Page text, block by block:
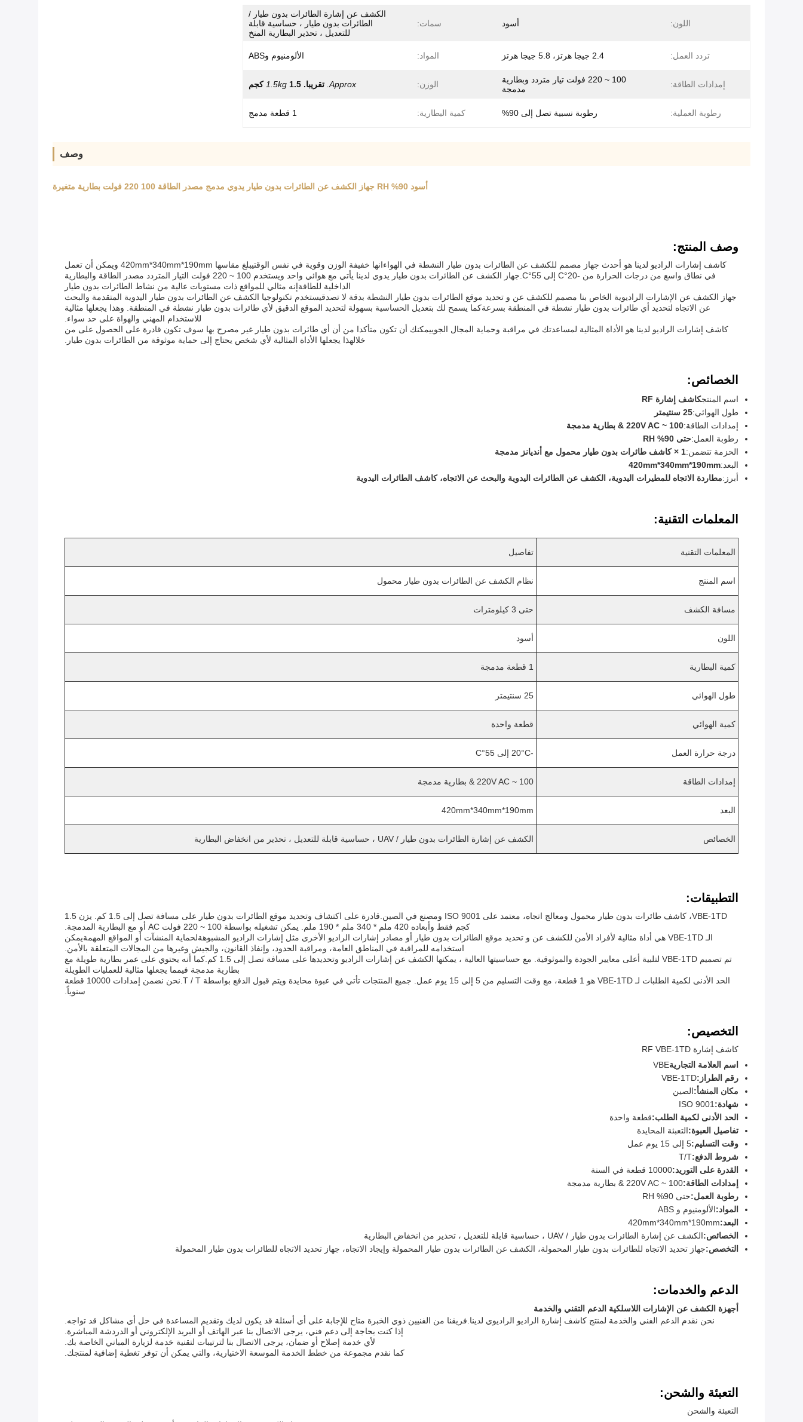
اللون: أسود سمات:
الكشف عن إشارة الطائرات بدون طيار /
الطائرات بدون طيار ، حساسية قابلة
للتعديل ، تحذير البطارية المنخ
تردد العمل: 2.4 جيجا هرتز، 5.8 جيجا هرتز المواد: الألومنيوم وABS
إمدادات الطاقة:
100 ~ 220 فولت تيار متردد وبطارية
مدمجة
الوزن: Approx. تقريبا. 1.5kg 1.5 كجم
رطوبة العملية: رطوبة نسبية تصل إلى 90% كمية البطارية: 1 قطعة مدمج
وصف
أسود 90% RH جهاز الكشف عن الطائرات بدون طيار يدوي مدمج مصدر الطاقة 100 220 فولت بطارية متغيرة
وصف المنتج:
كاشف إشارات الراديو لدينا هو أحدث جهاز مصمم للكشف عن الطائرات بدون طيار النشطة في الهواءانها خفيفة الوزن وقوية في نفس الوقتيبلغ مقاسها 420mm*340mm*190mm ويمكن أن تعمل
في نطاق واسع من درجات الحرارة من -20°C إلى 55°C.جهاز الكشف عن الطائرات بدون طيار يدوي لدينا يأتي مع هوائي واحد ويستخدم 100 ~ 220 فولت التيار المتردد مصدر الطاقة والبطارية
الداخلية للطاقةإنه مثالي للمواقع ذات مستويات عالية من نشاط الطائرات بدون طيار
جهاز الكشف عن الإشارات الراديوية الخاص بنا مصمم للكشف عن و تحديد موقع الطائرات بدون طيار النشطة بدقة لا تصدقيستخدم تكنولوجيا الكشف عن الطائرات بدون طيار اليدوية المتقدمة والبحث
عن الاتجاه لتحديد أي طائرات بدون طيار نشطة في المنطقة بسرعةكما يسمح لك بتعديل الحساسية بسهولة لتحديد الموقع الدقيق لأي طائرات بدون طيار نشطة في المنطقة. وهذا يجعلها مثالية
للاستخدام المهني والهواة على حد سواء.
كاشف إشارات الراديو لدينا هو الأداة المثالية لمساعدتك في مراقبة وحماية المجال الجوييمكنك أن تكون متأكدا من أن أي طائرات بدون طيار غير مصرح بها سوف تكون قادرة على الحصول على من
خلالهذا يجعلها الأداة المثالية لأي شخص يحتاج إلى حماية موثوقة من الطائرات بدون طيار.
الخصائص:
اسم المنتجكاشف إشارة RF
طول الهوائي:25 سنتيمتر
إمدادات الطاقة:100 ~ 220V AC & بطارية مدمجة
رطوبة العمل:حتى 90% RH
الحزمة تتضمن:1 × كاشف طائرات بدون طيار محمول مع أنديانز مدمجة
البعد:420mm*340mm*190mm
أبرز:مطاردة الاتجاه للمطيرات اليدوية، الكشف عن الطائرات اليدوية والبحث عن الاتجاه، كاشف الطائرات اليدوية
المعلمات التقنية:
المعلمات التقنية تفاصيل
اسم المنتج نظام الكشف عن الطائرات بدون طيار محمول
مسافة الكشف حتى 3 كيلومترات
اللون أسود
كمية البطارية 1 قطعة مدمجة
طول الهوائي 25 سنتيمتر
كمية الهوائي قطعة واحدة
درجة حرارة العمل -20°C إلى 55°C
إمدادات الطاقة 100 ~ 220V AC & بطارية مدمجة
البعد 420mm*340mm*190mm
الخصائص الكشف عن إشارة الطائرات بدون طيار / UAV ، حساسية قابلة للتعديل ، تحذير من انخفاض البطارية
التطبيقات:
VBE-1TD، كاشف طائرات بدون طيار محمول ومعالج اتجاه، معتمد على ISO 9001 ومصنع في الصين.قادرة على اكتشاف وتحديد موقع الطائرات بدون طيار على مسافة تصل إلى 1.5 كم. يزن 1.5
كجم فقط وأبعاده 420 ملم * 340 ملم * 190 ملم. يمكن تشغيله بواسطة 100 ~ 220 فولت AC أو مع البطارية المدمجة.
الـ VBE-1TD هي أداة مثالية لأفراد الأمن للكشف عن و تحديد موقع الطائرات بدون طيار أو مصادر إشارات الراديو الأخرى مثل إشارات الراديو المشبوهةلحماية المنشآت أو المواقع المهمةيمكن
استخدامه للمراقبة في المناطق العامة، ومراقبة الحدود، وإنفاذ القانون، والجيش وغيرها من المجالات المتعلقة بالأمن.
تم تصميم VBE-1TD لتلبية أعلى معايير الجودة والموثوقية. مع حساسيتها العالية ، يمكنها الكشف عن إشارات الراديو وتحديدها على مسافة تصل إلى 1.5 كم.كما أنه يحتوي على عمر بطارية طويلة مع
بطارية مدمجة فيمما يجعلها مثالية للعمليات الطويلة
الحد الأدنى لكمية الطلبات لـ VBE-1TD هو 1 قطعة، مع وقت التسليم من 5 إلى 15 يوم عمل. جميع المنتجات تأتي في عبوة محايدة ويتم قبول الدفع بواسطة T / T.نحن نضمن إمدادات 10000 قطعة
سنوياً.
التخصيص:
كاشف إشارة RF VBE-1TD
اسم العلامة التجاريةVBE
رقم الطراز:VBE-1TD
مكان المنشأ:الصين
شهادة: ISO 9001
الحد الأدنى لكمية الطلب:قطعة واحدة
تفاصيل العبوة:التعبئة المحايدة
وقت التسليم:5 إلى 15 يوم عمل
شروط الدفع:T/T
القدرة على التوريد:10000 قطعة في السنة
إمدادات الطاقة:100 ~ 220V AC & بطارية مدمجة
رطوبة العمل:حتى 90% RH
المواد:الألومنيوم و ABS
البعد:420mm*340mm*190mm
الخصائص:الكشف عن إشارة الطائرات بدون طيار / UAV ، حساسية قابلة للتعديل ، تحذير من انخفاض البطارية
التخصص:جهاز تحديد الاتجاه للطائرات بدون طيار المحمولة، الكشف عن الطائرات بدون طيار المحمولة وإيجاد الاتجاه، جهاز تحديد الاتجاه للطائرات بدون طيار المحمولة
الدعم والخدمات:
أجهزة الكشف عن الإشارات اللاسلكية الدعم التقني والخدمة
نحن نقدم الدعم الفني والخدمة لمنتج كاشف إشارة الراديو الراديوي لدينا.فريقنا من الفنيين ذوي الخبرة متاح للإجابة على أي أسئلة قد يكون لديك وتقديم المساعدة في حل أي مشاكل قد تواجه.
إذا كنت بحاجة إلى دعم فني، يرجى الاتصال بنا عبر الهاتف أو البريد الإلكتروني أو الدردشة المباشرة.
لأي خدمة إصلاح أو ضمان، يرجى الاتصال بنا لترتيبات لتقنية خدمة لزيارة المباني الخاصة بك.
كما نقدم مجموعة من خطط الخدمة الموسعة الاختيارية، والتي يمكن أن توفر تغطية إضافية لمنتجك.
التعبئة والشحن:
التعبئة والشحن